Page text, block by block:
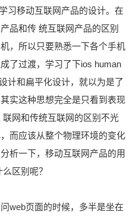
习移动互联网产品的设计。在
品和传 统互联网产品的区别
，所以只要熟悉一下各个手机
了过渡，学习了下ios human
计和扁平化设计，就以为是了
实这种思想完全是只看到表现
网和传统互联网的区别不光
而应该从整个物理环境的变化
析一下，移动互联网产品的用
区别呢？
web页面的时候，多半是坐在